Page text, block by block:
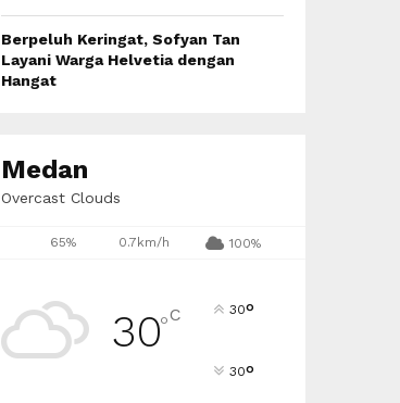
Berpeluh Keringat, Sofyan Tan
Layani Warga Helvetia dengan
Hangat
Medan
Overcast Clouds
65% 0.7km/h 100%
30°C 30°
30°